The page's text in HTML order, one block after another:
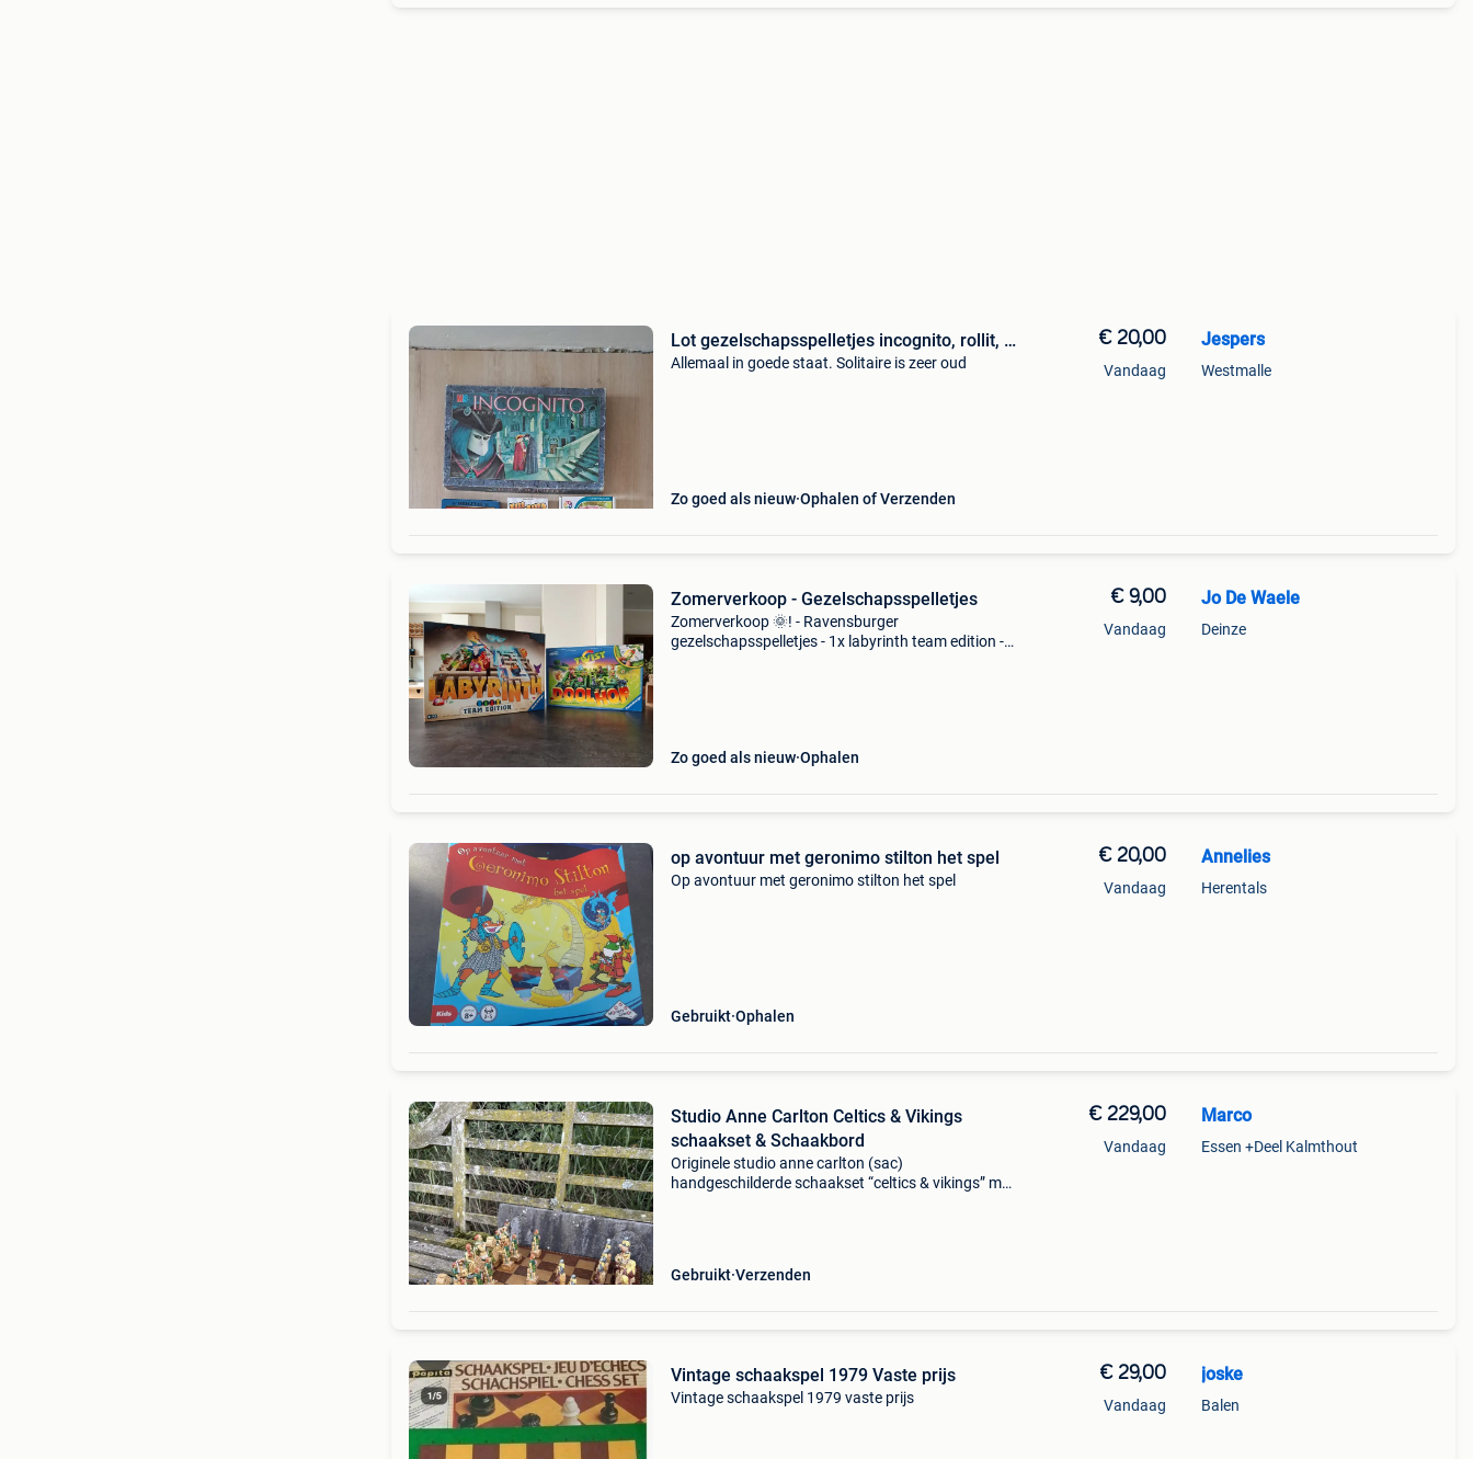
Lot gezelschapsspelletjes incognito, rollit, …
Allemaal in goede staat. Solitaire is zeer oud
Zo goed als nieuw Ophalen of Verzenden
€ 20,00
Vandaag
Jespers
Westmalle
Zomerverkoop - Gezelschapsspelletjes
Zomerverkoop 🌞! - Ravensburger
gezelschapsspelletjes - 1x labyrinth team edition -
Zo goed als nieuw Ophalen
€ 9,00
Vandaag
Jo De Waele
Deinze
op avontuur met geronimo stilton het spel
Op avontuur met geronimo stilton het spel
Gebruikt Ophalen
€ 20,00
Vandaag
Annelies
Herentals
Studio Anne Carlton Celtics & Vikings
schaakset & Schaakbord
Originele studio anne carlton (sac)
handgeschilderde schaakset “celtics & vikings” met
Gebruikt Verzenden
€ 229,00
Vandaag
Marco
Essen +Deel Kalmthout
Vintage schaakspel 1979 Vaste prijs
Vintage schaakspel 1979 vaste prijs
€ 29,00
Vandaag
joske
Balen